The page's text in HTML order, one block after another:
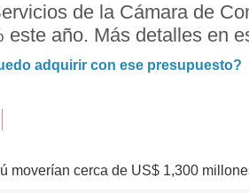
de la Cámara de
año. Más detalles en
adquirir con ese presupuesto?